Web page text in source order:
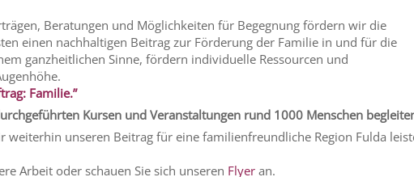
Beratungen und Möglichkeiten für Begegnung fördern wir die
einen nachhaltigen Beitrag zur Förderung der Familie in und für die
ganzheitlichen Sinne, fördern individuelle Ressourcen und
Familie.”
Kursen und Veranstaltungen rund 1000 Menschen
weiterhin unseren Beitrag für eine familienfreundliche Region Fulda
Arbeit oder schauen Sie sich unseren Flyer an.